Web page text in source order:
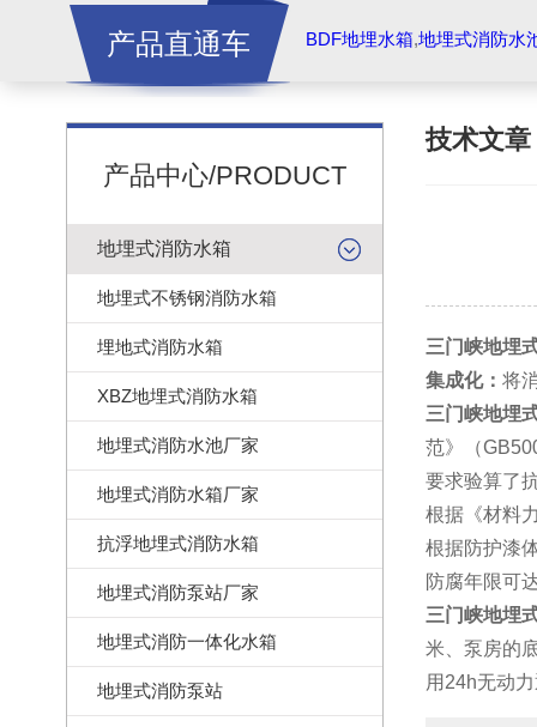
产品直通车 BDF地埋水箱,地埋式消防水
产品中心/PRODUCT
地埋式消防水箱
地埋式不锈钢消防水箱
埋地式消防水箱
XBZ地埋式消防水箱
地埋式消防水池厂家
地埋式消防水箱厂家
抗浮地埋式消防水箱
地埋式消防泵站厂家
地埋式消防一体化水箱
地埋式消防泵站
技术文章
三门峡地埋
集成化： 将
三门峡地埋
范》（
要求验算了
根据《材料
根据防护漆
防腐年限可
三门峡地埋
米、泵房的
用24h无动